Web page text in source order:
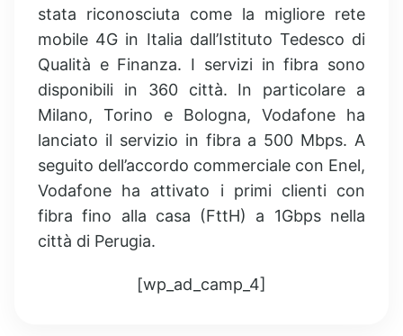
stata riconosciuta come la migliore rete
mobile 4G in Italia dall’Istituto Tedesco di
Qualità e Finanza. I servizi in fibra sono
disponibili in 360 città. In particolare a
Milano, Torino e Bologna, Vodafone ha
lanciato il servizio in fibra a 500 Mbps. A
seguito dell’accordo commerciale con Enel,
Vodafone ha attivato i primi clienti con
fibra fino alla casa (FttH) a 1Gbps nella
città di Perugia.
[wp_ad_camp_4]